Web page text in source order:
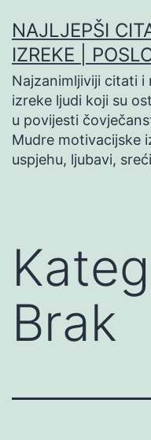
na
sadržaj
NAJLJEPŠI
IZREKE |
Najzanimljiviji citati i
izreke ljudi koji su
u povijesti
Mudre motivacijske
uspjehu, ljubavi,
Brak